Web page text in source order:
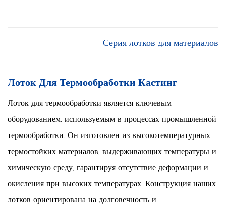
Серия лотков для материалов
Лоток Для Термообработки Кастинг
Лоток для термообработки является ключевым
оборудованием, используемым в процессах промышленной
термообработки. Он изготовлен из высокотемпературных
термостойких материалов, выдерживающих температуры и
химическую среду, гарантируя отсутствие деформации и
окисления при высоких температурах. Конструкция наших
лотков ориентирована на долговечность и